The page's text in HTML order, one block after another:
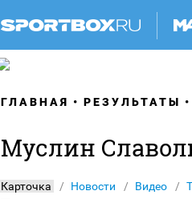
ГЛАВНАЯ РЕЗУЛЬТАТЫ
Муслин
Карточка Новости Видео